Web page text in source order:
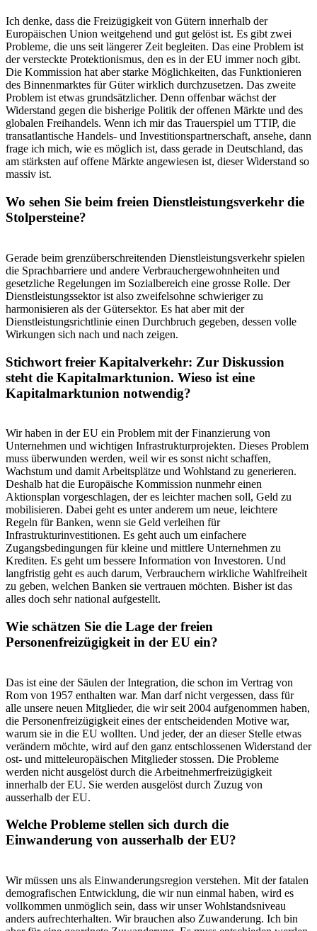
Ich denke, dass die Freizügigkeit von Gütern innerhalb der
Europäischen Union weitgehend und gut gelöst ist. Es gibt zwei
Probleme, die uns seit längerer Zeit begleiten. Das eine Problem ist
der versteckte Protektionismus, den es in der EU immer noch gibt.
Die Kommission hat aber starke Möglichkeiten, das Funktionieren
des Binnenmarktes für Güter wirklich durchzusetzen. Das zweite
Problem ist etwas grundsätzlicher. Denn offenbar wächst der
Widerstand gegen die bisherige Politik der offenen Märkte und des
globalen Freihandels. Wenn ich mir das Trauerspiel um TTIP, die
transatlantische Handels- und Investitionspartnerschaft, ansehe, dann
frage ich mich, wie es möglich ist, dass gerade in Deutschland, das
am stärksten auf offene Märkte angewiesen ist, dieser Widerstand so
massiv ist.
Wo sehen Sie beim freien Dienstleistungsverkehr die
Stolpersteine?
Gerade beim grenzüberschreitenden Dienstleistungsverkehr spielen
die Sprachbarriere und andere Verbrauchergewohnheiten und
gesetzliche Regelungen im Sozialbereich eine grosse Rolle. Der
Dienstleistungssektor ist also zweifelsohne schwieriger zu
harmonisieren als der Gütersektor. Es hat aber mit der
Dienstleistungsrichtlinie einen Durchbruch gegeben, dessen volle
Wirkungen sich nach und nach zeigen.
Stichwort freier Kapitalverkehr: Zur Diskussion
steht die Kapitalmarktunion. Wieso ist eine
Kapitalmarktunion notwendig?
Wir haben in der EU ein Problem mit der Finanzierung von
Unternehmen und wichtigen Infrastrukturprojekten. Dieses Problem
muss überwunden werden, weil wir es sonst nicht schaffen,
Wachstum und damit Arbeitsplätze und Wohlstand zu generieren.
Deshalb hat die Europäische Kommission nunmehr einen
Aktionsplan vorgeschlagen, der es leichter machen soll, Geld zu
mobilisieren. Dabei geht es unter anderem um neue, leichtere
Regeln für Banken, wenn sie Geld verleihen für
Infrastrukturinvestitionen. Es geht auch um einfachere
Zugangsbedingungen für kleine und mittlere Unternehmen zu
Krediten. Es geht um bessere Information von Investoren. Und
langfristig geht es auch darum, Verbrauchern wirkliche Wahlfreiheit
zu geben, welchen Banken sie vertrauen möchten. Bisher ist das
alles doch sehr national aufgestellt.
Wie schätzen Sie die Lage der freien
Personenfreizügigkeit in der EU ein?
Das ist eine der Säulen der Integration, die schon im Vertrag von
Rom von 1957 enthalten war. Man darf nicht vergessen, dass für
alle unsere neuen Mitglieder, die wir seit 2004 aufgenommen haben,
die Personenfreizügigkeit eines der entscheidenden Motive war,
warum sie in die EU wollten. Und jeder, der an dieser Stelle etwas
verändern möchte, wird auf den ganz entschlossenen Widerstand der
ost- und mitteleuropäischen Mitglieder stossen. Die Probleme
werden nicht ausgelöst durch die Arbeitnehmerfreizügigkeit
innerhalb der EU. Sie werden ausgelöst durch Zuzug von
ausserhalb der EU.
Welche Probleme stellen sich durch die
Einwanderung von ausserhalb der EU?
Wir müssen uns als Einwanderungsregion verstehen. Mit der fatalen
demografischen Entwicklung, die wir nun einmal haben, wird es
vollkommen unmöglich sein, dass wir unser Wohlstandsniveau
anders aufrechterhalten. Wir brauchen also Zuwanderung. Ich bin